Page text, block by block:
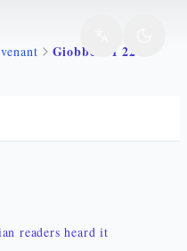
Giobbe 1 1 22
readers heard it